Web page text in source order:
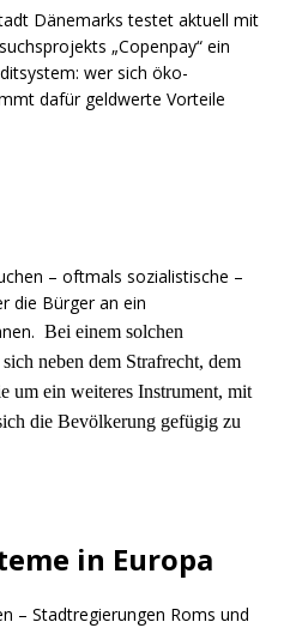
Dänemarks testet aktuell mit
„Copenpay“ ein
wer sich öko-
dafür geldwerte Vorteile
– oftmals sozialistische –
die Bürger an ein
Bei einem solchen
neben dem Strafrecht, dem
um ein weiteres Instrument, mit
die Bevölkerung gefügig zu
in Europa
– Stadtregierungen Roms und